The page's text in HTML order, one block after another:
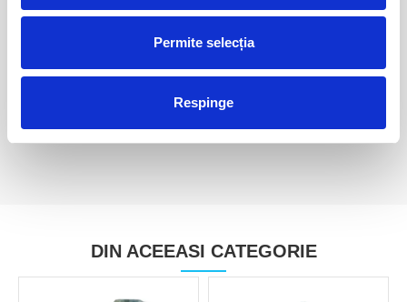
Permite selecția
Respinge
DIN ACEEASI CATEGORIE